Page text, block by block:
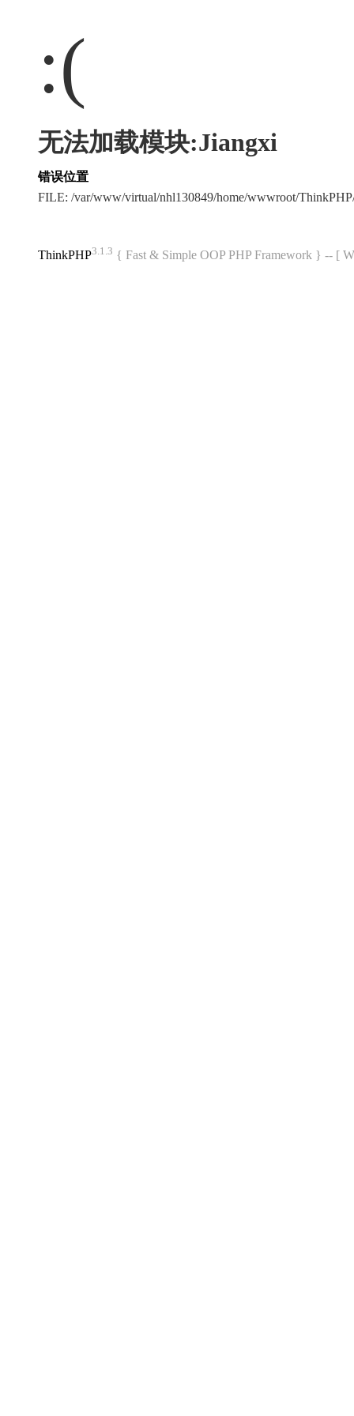
:(
无法加载模块:Jiangxi
错误位置
FILE: /var/www/virtual/nhl130849/home/wwwroot/
ThinkPHP3.1.3 { Fast & Simple OOP PHP Framework } -- [